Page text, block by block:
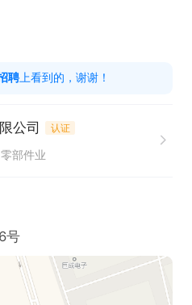
，熟悉压铸生产流程及质
务。
聘 上看到的，谢谢！
公司 认证
部件业
号